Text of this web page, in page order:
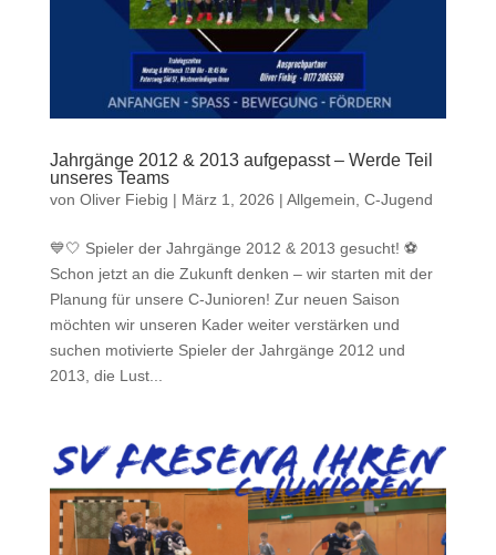
Jahrgänge 2012 & 2013 aufgepasst – Werde Teil
unseres Teams
von Oliver Fiebig | März 1, 2026 | Allgemein, C-Jugend
💙🤍 Spieler der Jahrgänge 2012 & 2013 gesucht! ⚽
Schon jetzt an die Zukunft denken – wir starten mit der
Planung für unsere C-Junioren! Zur neuen Saison
möchten wir unseren Kader weiter verstärken und
suchen motivierte Spieler der Jahrgänge 2012 und
2013, die Lust...